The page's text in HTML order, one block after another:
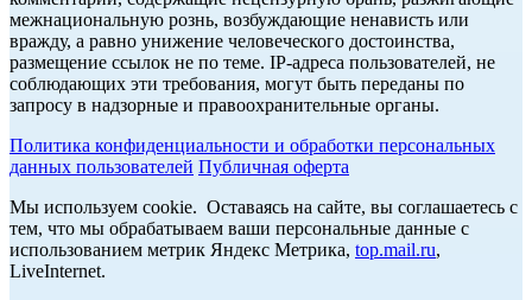
межнациональную рознь, возбуждающие ненависть или
вражду, а равно унижение человеческого достоинства,
размещение ссылок не по теме. IP-адреса пользователей, не
соблюдающих эти требования, могут быть переданы по
запросу в надзорные и правоохранительные органы.
Политика конфиденциальности и обработки персональных
данных пользователей Публичная оферта
Мы используем cookie. Оставаясь на сайте, вы соглашаетесь с
тем, что мы обрабатываем ваши персональные данные с
использованием метрик Яндекс Метрика, top.mail.ru,
LiveInternet.